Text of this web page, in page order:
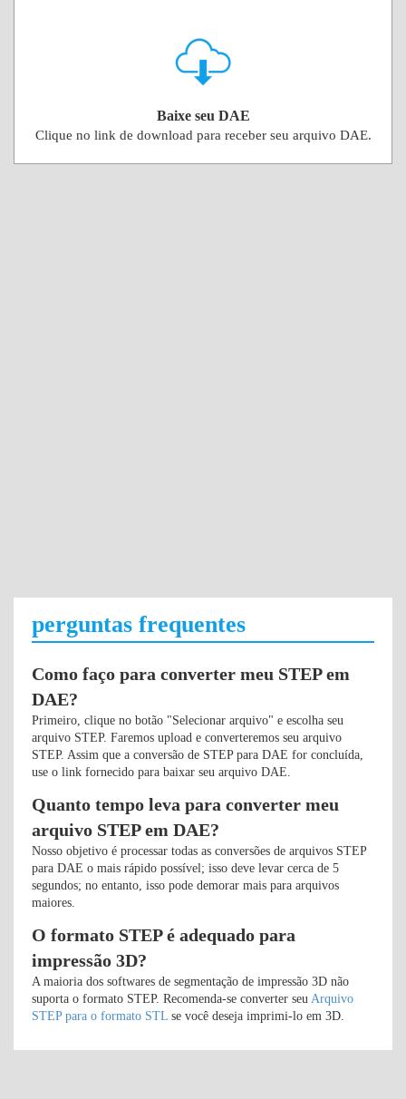
Baixe seu DAE
Clique no link de download para receber seu arquivo DAE.
perguntas frequentes
Como faço para converter meu STEP em
DAE?
Primeiro, clique no botão "Selecionar arquivo" e escolha seu
arquivo STEP. Faremos upload e converteremos seu arquivo
STEP. Assim que a conversão de STEP para DAE for concluída,
use o link fornecido para baixar seu arquivo DAE.
Quanto tempo leva para converter meu
arquivo STEP em DAE?
Nosso objetivo é processar todas as conversões de arquivos STEP
para DAE o mais rápido possível; isso deve levar cerca de 5
segundos; no entanto, isso pode demorar mais para arquivos
maiores.
O formato STEP é adequado para
impressão 3D?
A maioria dos softwares de segmentação de impressão 3D não
suporta o formato STEP. Recomenda-se converter seu Arquivo
STEP para o formato STL se você deseja imprimi-lo em 3D.